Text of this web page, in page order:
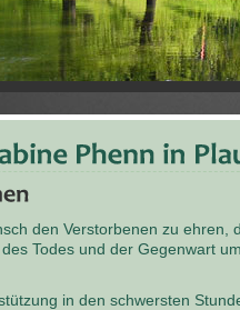
den Verstorbenen zu ehren,
Todes und der Gegenwart
in den schwersten